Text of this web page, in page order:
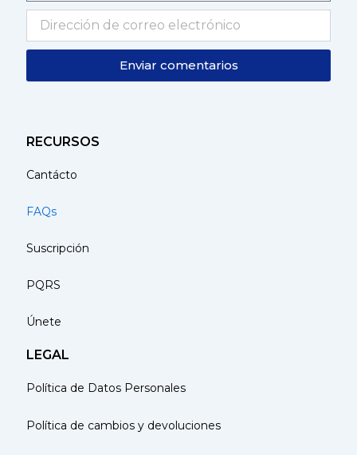
Enviar comentarios
RECURSOS
Cantácto
FAQs
Suscripción
PQRS
Únete
LEGAL
Política de Datos Personales
Política de cambios y devoluciones